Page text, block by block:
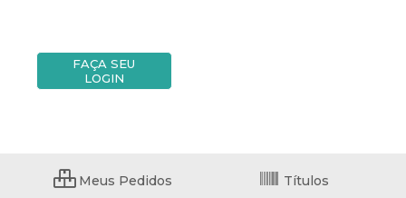
FAÇA SEU
LOGIN
Meus Pedidos Títulos